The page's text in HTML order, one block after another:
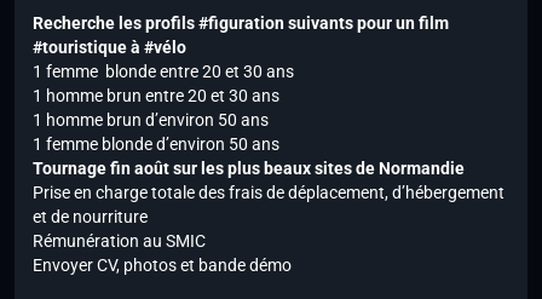
Recherche les profils #figuration suivants pour un film
#touristique à #vélo
1 femme blonde entre 20 et 30 ans
1 homme brun entre 20 et 30 ans
1 homme brun d’environ 50 ans
1 femme blonde d’environ 50 ans
Tournage fin août sur les plus beaux sites de Normandie
Prise en charge totale des frais de déplacement, d’hébergement
et de nourriture
Rémunération au SMIC
Envoyer CV, photos et bande démo